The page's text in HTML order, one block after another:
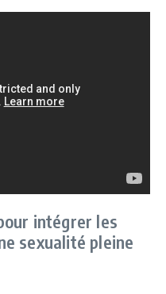
intégrer les
sexualité pleine